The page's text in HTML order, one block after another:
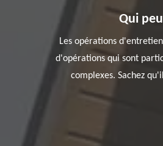
Qui
Les opérations
d'opérations qui sont
complexes. Sachez